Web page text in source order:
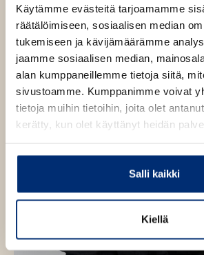
Käytämme evästeitä tarjoamamme
räätälöimiseen, sosiaalisen median
tukemiseen ja kävijämäärämme
jaamme sosiaalisen median,
alan kumppaneillemme tietoja siitä,
sivustoamme. Kumppanimme voivat
tietoja muihin tietoihin, joita olet
kerätty, kun olet käyttänyt heidän
Salli kaikki
Kiellä
e
n
t
e
e
n
h
t
e
e
n
t
a
k
u
v
a
t
t
a
k
u
v
a
t